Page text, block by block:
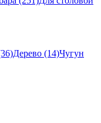
Дерево (14)Чугун